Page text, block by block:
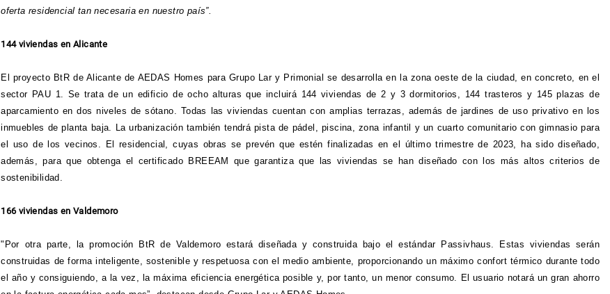
oferta residencial tan necesaria en nuestro país”.
144 viviendas en Alicante
El proyecto BtR de Alicante de AEDAS Homes para Grupo Lar y Primonial se desarrolla en la zona oeste de la ciudad, en concreto, en el
sector PAU 1. Se trata de un edificio de ocho alturas que incluirá 144 viviendas de 2 y 3 dormitorios, 144 trasteros y 145 plazas de
aparcamiento en dos niveles de sótano. Todas las viviendas cuentan con amplias terrazas, además de jardines de uso privativo en los
inmuebles de planta baja. La urbanización también tendrá pista de pádel, piscina, zona infantil y un cuarto comunitario con gimnasio para
el uso de los vecinos. El residencial, cuyas obras se prevén que estén finalizadas en el último trimestre de 2023, ha sido diseñado,
además, para que obtenga el certificado BREEAM que garantiza que las viviendas se han diseñado con los más altos criterios de
sostenibilidad.
166 viviendas en Valdemoro
"Por otra parte, la promoción BtR de Valdemoro estará diseñada y construida bajo el estándar Passivhaus. Estas viviendas serán
construidas de forma inteligente, sostenible y respetuosa con el medio ambiente, proporcionando un máximo confort térmico durante todo
el año y consiguiendo, a la vez, la máxima eficiencia energética posible y, por tanto, un menor consumo. El usuario notará un gran ahorro